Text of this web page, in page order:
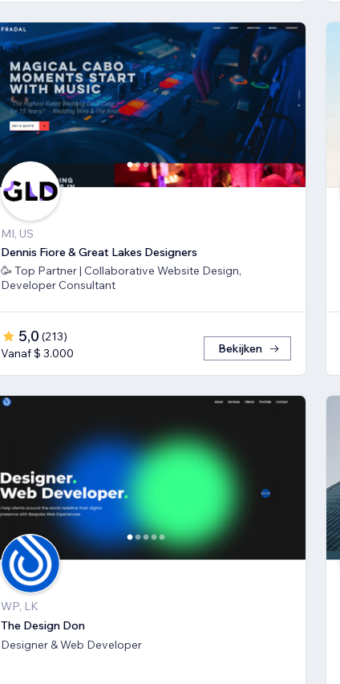
MI, US
Dennis Fiore & Great Lakes Designers
🥳 Top Partner | Collaborative Website Design,
Developer Consultant
5,0 (213)
Vanaf $ 3.000
Bekijken
WP, LK
The Design Don
Designer & Web Developer